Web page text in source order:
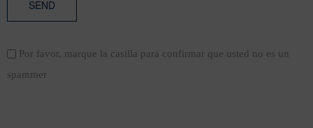
Por favor, marque la casilla para confirmar que usted no es un
spammer